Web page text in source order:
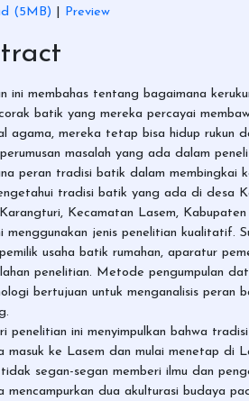
(5MB)
Preview
ini membahas tentang bagaimana
batik yang mereka percayai
agama, mereka tetap bisa hidup rukun
masalah yang ada dalam
peran tradisi batik dalam membingkai
tradisi batik yang ada di desa
Kecamatan Lasem, Kabupaten
menggunakan jenis penelitian
usaha batik rumahan, aparatur
penelitian. Metode pengumpulan
bertujuan untuk menganalisis peran
penelitian ini menyimpulkan bahwa
masuk ke Lasem dan mulai menetap di
segan-segan memberi ilmu dan
mencampurkan dua akulturasi budaya